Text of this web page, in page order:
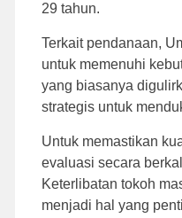
29 tahun.
Terkait pendanaan,
untuk memenuhi
yang biasanya
strategis untuk
Untuk memastikan
evaluasi secara
Keterlibatan tokoh
menjadi hal yang